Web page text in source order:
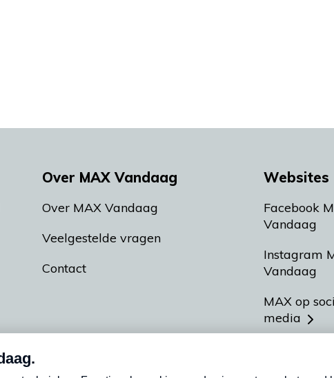
Over MAX Vandaag
Over MAX Vandaag
Veelgestelde vragen
Contact
Websites
Facebook
Vandaag
Instagram
Vandaag
MAX op
media